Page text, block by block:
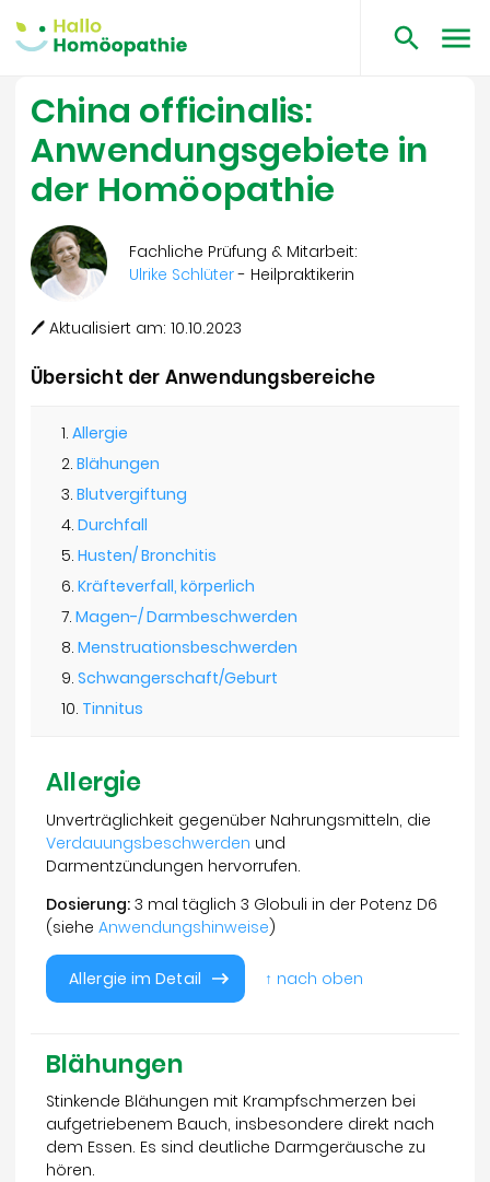
China officinalis:
Anwendungsgebiete in
der Homöopathie
Fachliche Prüfung & Mitarbeit:
Ulrike Schlüter- Heilpraktikerin
🖊 Aktualisiert am: 10.10.2023
Übersicht der Anwendungsbereiche
Allergie
Blähungen
Blutvergiftung
Durchfall
Husten/ Bronchitis
Kräfteverfall, körperlich
Magen-/ Darmbeschwerden
Menstruationsbeschwerden
Schwangerschaft/Geburt
Tinnitus
Allergie
Unverträglichkeit gegenüber Nahrungsmitteln, die
Verdauungsbeschwerden und
Darmentzündungen hervorrufen.
Dosierung: 3 mal täglich 3 Globuli in der Potenz D6
(siehe Anwendungshinweise)
Allergie im Detail ↑ nach oben
Blähungen
Stinkende Blähungen mit Krampfschmerzen bei
aufgetriebenem Bauch, insbesondere direkt nach
dem Essen. Es sind deutliche Darmgeräusche zu
hören.